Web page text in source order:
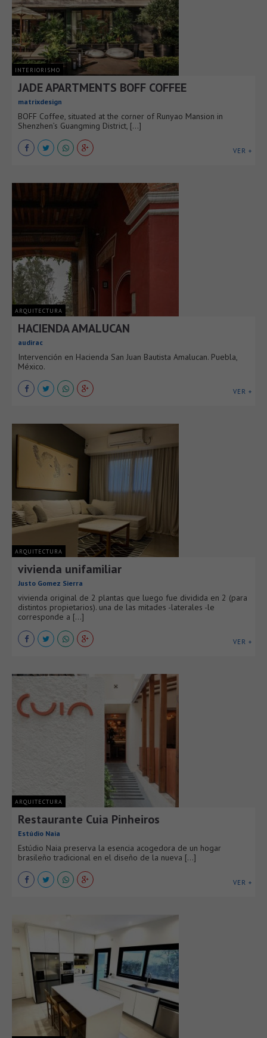
INTERIORISMO
JADE APARTMENTS BOFF COFFEE
matrixdesign
BOFF Coffee, situated at the corner of Runyao Mansion in
Shenzhen’s Guangming District, [...]
VER +
ARQUITECTURA
HACIENDA AMALUCAN
audirac
Intervención en Hacienda San Juan Bautista Amalucan. Puebla,
México.
VER +
ARQUITECTURA
vivienda unifamiliar
Justo Gomez Sierra
vivienda original de 2 plantas que luego fue dividida en 2 (para
distintos propietarios). una de las mitades -laterales -le
corresponde a [...]
VER +
ARQUITECTURA
Restaurante Cuia Pinheiros
Estúdio Naia
Estúdio Naia preserva la esencia acogedora de un hogar
brasileño tradicional en el diseño de la nueva [...]
VER +